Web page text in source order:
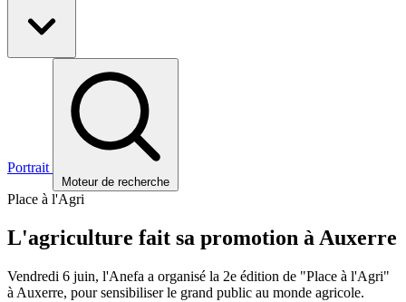
Portrait
Moteur de recherche
Place à l'Agri
L'agriculture fait sa promotion à Auxerre
Vendredi 6 juin, l'Anefa a organisé la 2e édition de "Place à l'Agri"
à Auxerre, pour sensibiliser le grand public au monde agricole.